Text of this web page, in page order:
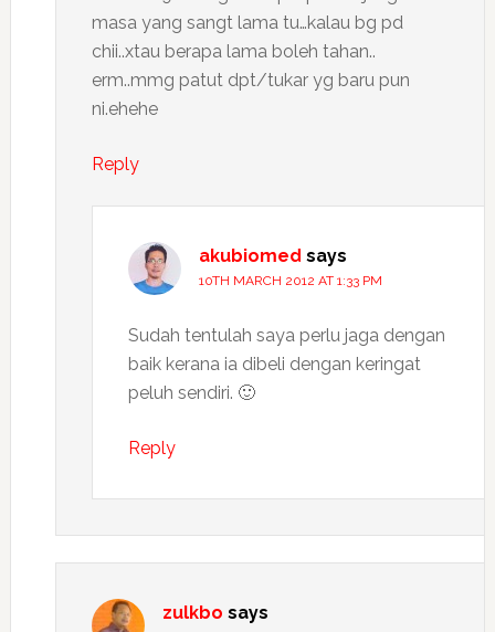
masa yang sangt lama tu…kalau bg pd
chii..xtau berapa lama boleh tahan..
erm..mmg patut dpt/tukar yg baru pun
ni.ehehe
Reply
akubiomed says
10TH MARCH 2012 AT 1:33 PM
Sudah tentulah saya perlu jaga dengan
baik kerana ia dibeli dengan keringat
peluh sendiri. 🙂
Reply
zulkbo says